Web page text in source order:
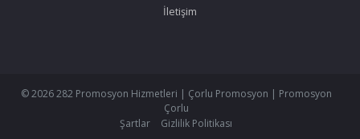
İletişim
© 2026 282 Promosyon Hizmetleri | Çorlu Promosyon | Promosyon
Çorlu
Şartlar
Gizlilik Politikası